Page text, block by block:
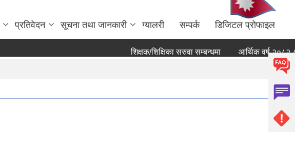
प्रतिवेदन सूचना तथा जानकारी ग्यालरी सम्पर्क डिजिटल प्रोफाइल
शिक्षक/शिक्षिका सरुवा सम्बन्धमा आर्थिक वर्ष २०८२ ८३ को